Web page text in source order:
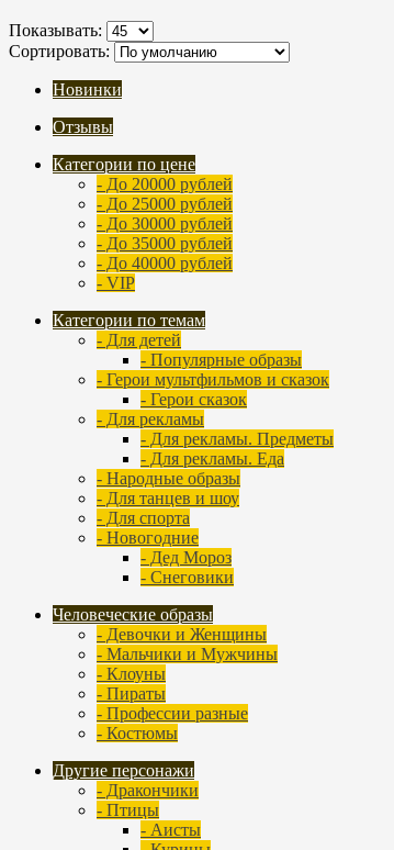
Показывать:
Сортировать:
Новинки
Отзывы
Категории по цене
- До 20000 рублей
- До 25000 рублей
- До 30000 рублей
- До 35000 рублей
- До 40000 рублей
- VIP
Категории по темам
- Для детей
- Популярные образы
- Герои мультфильмов и сказок
- Герои сказок
- Для рекламы
- Для рекламы. Предметы
- Для рекламы. Еда
- Народные образы
- Для танцев и шоу
- Для спорта
- Новогодние
- Дед Мороз
- Снеговики
Человеческие образы
- Девочки и Женщины
- Мальчики и Мужчины
- Клоуны
- Пираты
- Профессии разные
- Костюмы
Другие персонажи
- Дракончики
- Птицы
- Аисты